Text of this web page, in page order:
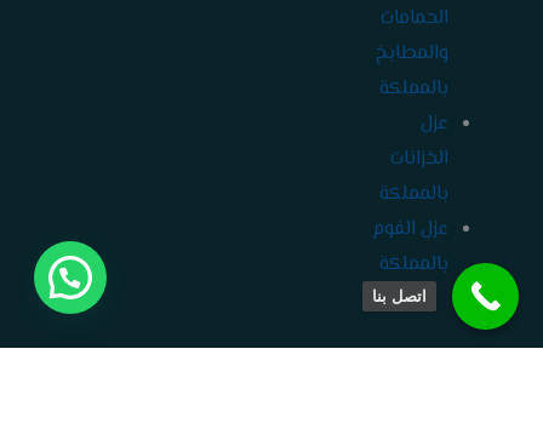
الحمامات
والمطابخ
بالمملكة
عزل
الخزانات
بالمملكة
عزل الفوم
بالمملكة
اتصل بنا